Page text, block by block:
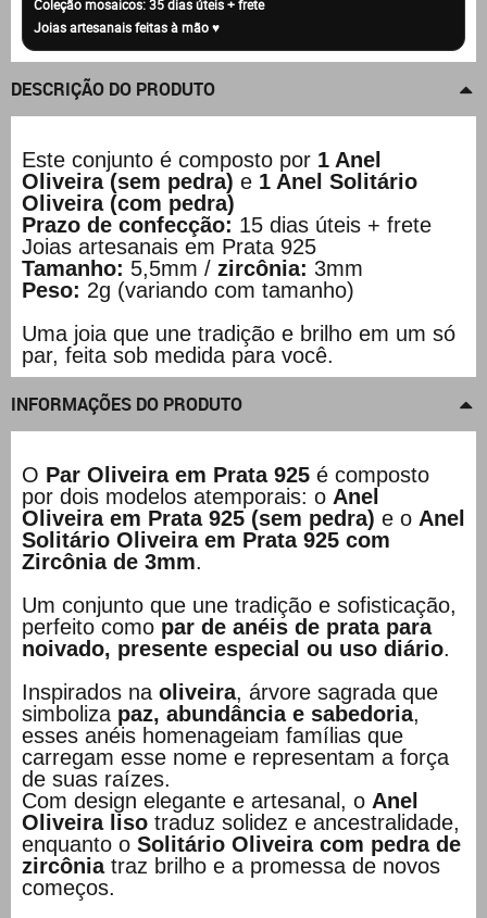
DESCRIÇÃO DO PRODUTO
Este conjunto é composto por 1 Anel
Oliveira (sem pedra) e 1 Anel Solitário
Oliveira (com pedra)
Prazo de confecção: 15 dias úteis + frete
Joias artesanais em Prata 925
Tamanho: 5,5mm / zircônia: 3mm
Peso: 2g (variando com tamanho)
Uma joia que une tradição e brilho em um só
par, feita sob medida para você.
INFORMAÇÕES DO PRODUTO
O Par Oliveira em Prata 925 é composto
por dois modelos atemporais: o Anel
Oliveira em Prata 925 (sem pedra) e o Anel
Solitário Oliveira em Prata 925 com
Zircônia de 3mm.
Um conjunto que une tradição e sofisticação,
perfeito como par de anéis de prata para
noivado, presente especial ou uso diário.
Inspirados na oliveira, árvore sagrada que
simboliza paz, abundância e sabedoria,
esses anéis homenageiam famílias que
carregam esse nome e representam a força
de suas raízes.
Com design elegante e artesanal, o Anel
Oliveira liso traduz solidez e ancestralidade,
enquanto o Solitário Oliveira com pedra de
zircôniatraz brilho e a promessa de novos
começos.